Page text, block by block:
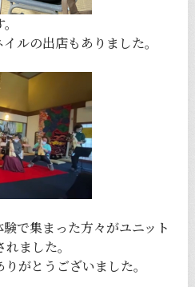
ルの出店もありました。
で集まった方々がユニット
ました。
がとうございました。